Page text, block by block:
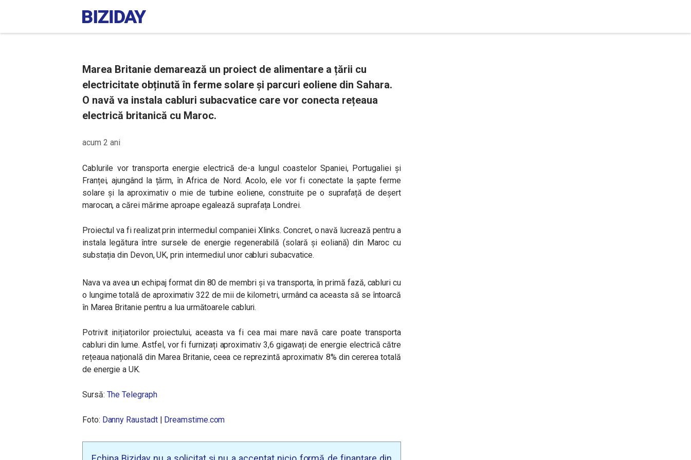
Marea Britanie demarează un proiect de alimentare a țării cu
electricitate obținută în ferme solare și parcuri eoliene din Sahara.
O navă va instala cabluri subacvatice care vor conecta rețeaua
electrică britanică cu Maroc.
acum 2 ani
Cablurile vor transporta energie electrică de-a lungul coastelor Spaniei, Portugaliei și
Franței, ajungând la țărm, în Africa de Nord. Acolo, ele vor fi conectate la șapte ferme
solare și la aproximativ o mie de turbine eoliene, construite pe o suprafață de deșert
marocan, a cărei mărime aproape egalează suprafața Londrei.
Proiectul va fi realizat prin intermediul companiei Xlinks. Concret, o navă lucrează pentru a
instala legătura între sursele de energie regenerabilă (solară și eoliană) din Maroc cu
substația din Devon, UK, prin intermediul unor cabluri subacvatice.
Nava va avea un echipaj format din 80 de membri și va transporta, în primă fază, cabluri cu
o lungime totală de aproximativ 322 de mii de kilometri, urmând ca aceasta să se întoarcă
în Marea Britanie pentru a lua următoarele cabluri.
Potrivit inițiatorilor proiectului, aceasta va fi cea mai mare navă care poate transporta
cabluri din lume. Astfel, vor fi furnizați aproximativ 3,6 gigawați de energie electrică către
rețeaua națională din Marea Britanie, ceea ce reprezintă aproximativ 8% din cererea totală
de energie a UK.
Sursă: The Telegraph
Foto: Danny Raustadt | Dreamstime.com